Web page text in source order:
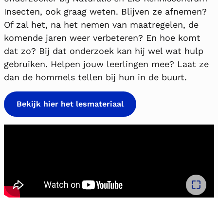
Insecten, ook graag weten. Blijven ze afnemen?
Of zal het, na het nemen van maatregelen, de
komende jaren weer verbeteren? En hoe komt
dat zo? Bij dat onderzoek kan hij wel wat hulp
gebruiken. Helpen jouw leerlingen mee? Laat ze
dan de hommels tellen bij hun in de buurt.
Bekijk hier het lesmateriaal